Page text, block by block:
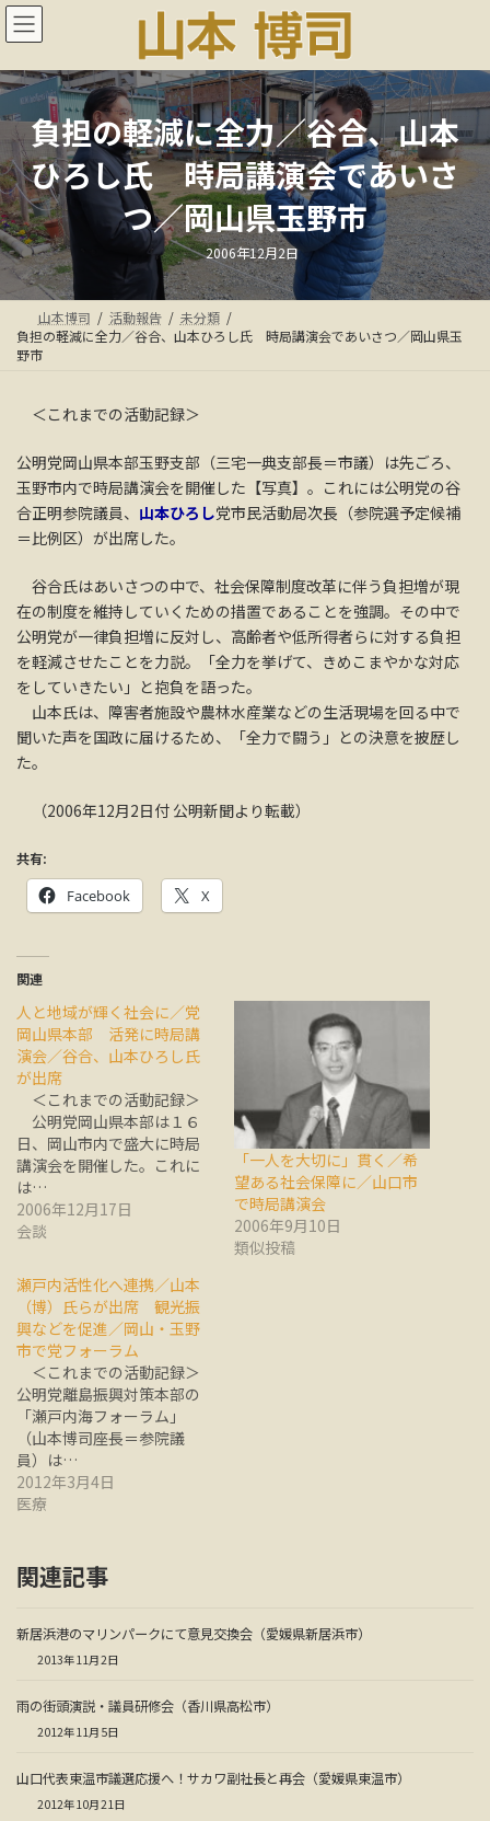
コ
ン
ン
ツ
へ
ス
キ
ッ
プ
ナ
ビ
ー
シ
ョ
ン
に
移
動
負担の軽減に全力／谷合、山本
ひろし氏 時局講演会であいさ
つ／岡山県玉野市
最
終
更
新
日
時
:
2006年12月2日
山本博司 活動報告
未分類
負担の軽減に全力／谷合、山本ひろし氏 時局講演会であいさつ／岡山県玉
野市
＜これまでの活動記録＞
公明党岡山県本部玉野支部（三宅一典支部長＝市議）は先ごろ、
玉野市内で時局講演会を開催した【写真】。これには公明党の谷
合正明参院議員、 山本ひろし党市民活動局次長（参院選予定候補
＝比例区）が出席した。
谷合氏はあいさつの中で、社会保障制度改革に伴う負担増が現
在の制度を維持していくための措置であることを強調。その中で
公明党が一律負担増に反対し、高齢者や低所得者らに対する負担
を軽減させたことを力説。「全力を挙げて、きめこまやかな対応
をしていきたい」と抱負を語った。
山本氏は、障害者施設や農林水産業などの生活現場を回る中で
聞いた声を国政に届けるため、「全力で闘う」との決意を披歴し
た。
（2006年12月2日付 公明新聞より転載）
共有:
Facebook X
関連
人と地域が輝く社会に／党
岡山県本部 活発に時局講
演会／谷合、山本ひろし氏
が出席
＜これまでの活動記録＞
公明党岡山県本部は１６
日、岡山市内で盛大に時局
講演会を開催した。これに
は…
2006年12月17日
会談
「一人を大切に」貫く／希
望ある社会保障に／山口市
で時局講演会
2006年9月10日
類似投稿
瀬戸内活性化へ連携／山本
（博）氏らが出席 観光振
興などを促進／岡山・玉野
市で党フォーラム
＜これまでの活動記録＞
公明党離島振興対策本部の
「瀬戸内海フォーラム」
（山本博司座長＝参院議
員）は…
2012年3月4日
医療
関連記事
新居浜港のマリンパークにて意見交換会（愛媛県新居浜市）
2013年11月2日
雨の街頭演説・議員研修会（香川県高松市）
2012年11月5日
山口代表東温市議選応援へ！サカワ副社長と再会（愛媛県東温市）
2012年10月21日